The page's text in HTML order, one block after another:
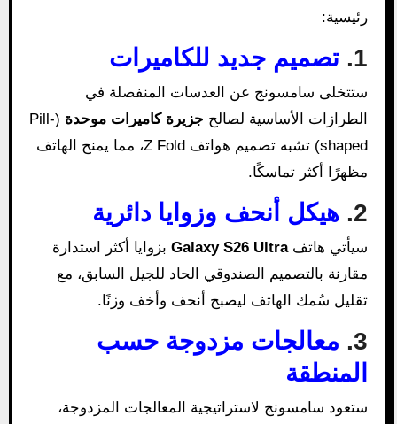
رئيسية:
1. تصميم جديد للكاميرات
ستتخلى سامسونج عن العدسات المنفصلة في
الطرازات الأساسية لصالح جزيرة كاميرات موحدة
(Pill-
shaped) تشبه تصميم هواتف Z Fold، مما يمنح الهاتف
مظهرًا أكثر تماسكًا.
2. هيكل أنحف وزوايا دائرية
سيأتي هاتفGalaxy S26 Ultraبزوايا أكثر استدارة
مقارنة بالتصميم الصندوقي الحاد للجيل السابق، مع
تقليل سُمك الهاتف ليصبح أنحف وأخف وزنًا.
3. معالجات مزدوجة حسب
المنطقة
ستعود سامسونج لاستراتيجية المعالجات المزدوجة،